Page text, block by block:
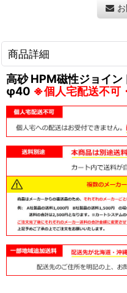
商品詳細
高砂 HPM磁性ジョイン
φ40 ※個人宅配送不可